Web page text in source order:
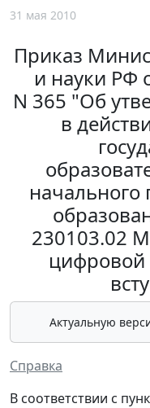
31 мая 2010
Приказ
и науки РФ
N 365 "Об
в
начального
230103.02
Актуальную
Справка
В соответствии с